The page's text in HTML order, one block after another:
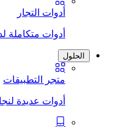
أدوات التجار
أدوات متكاملة
الحلول
متجر التطبيقات
أدوات عديدة